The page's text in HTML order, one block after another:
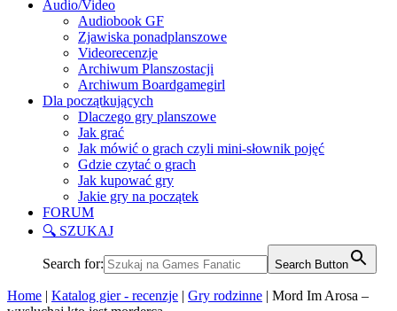
Audio/Video
Audiobook GF
Zjawiska ponadplanszowe
Videorecenzje
Archiwum Planszostacji
Archiwum Boardgamegirl
Dla początkujących
Dlaczego gry planszowe
Jak grać
Jak mówić o grach czyli mini-słownik pojęć
Gdzie czytać o grach
Jak kupować gry
Jakie gry na początek
FORUM
🔍 SZUKAJ
Search for: Search Button
Home | Katalog gier - recenzje | Gry rodzinne | Mord Im Arosa –